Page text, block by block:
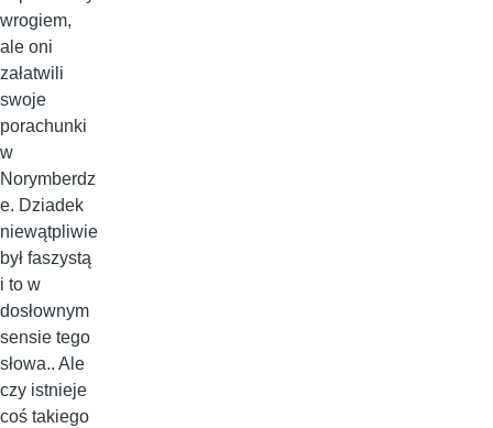
wrogiem,
ale oni
załatwili
swoje
porachunki
w
Norymberdz
e. Dziadek
niewątpliwie
był faszystą
i to w
dosłownym
sensie tego
słowa.. Ale
czy istnieje
coś takiego